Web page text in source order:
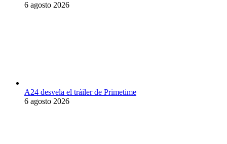
6 agosto 2026
A24 desvela el tráiler de Primetime
6 agosto 2026